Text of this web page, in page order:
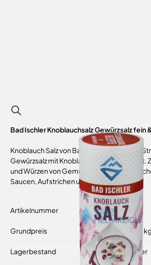
Bad Ischler Knoblauchsalz Gewürzsalz fein
Knoblauch Salz von Bad Ischler in der 90g
Gewürzsalz mit Knoblauch, fein und jodiert.
und Würzen von Gemüse, Fisch- und
Saucen, Aufstrichen und vielem mehr.
Artikelnummer 10192860
Grundpreis 27,67 €/ 1
Lagerbestand Auf Lager